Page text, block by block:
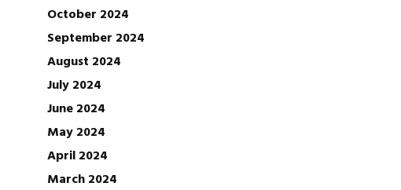
October 2024
September 2024
August 2024
July 2024
June 2024
May 2024
April 2024
March 2024